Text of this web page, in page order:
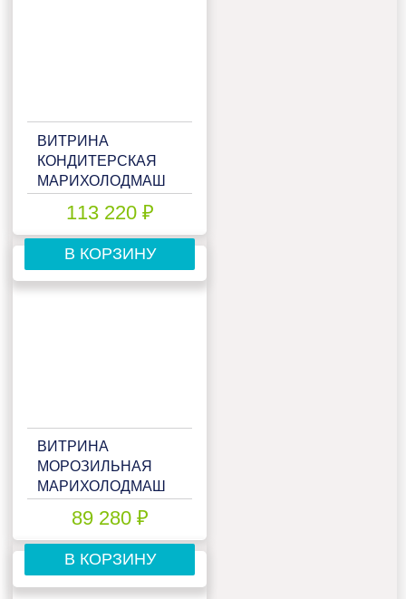
ВИТРИНА
КОНДИТЕРСКАЯ
МАРИХОЛОДМАШ
НЕОХЛАЖДАЕМАЯ
НЕРЖ.
113 220 ₽
В КОРЗИНУ
ВИТРИНА
МОРОЗИЛЬНАЯ
МАРИХОЛОДМАШ
89 280 ₽
В КОРЗИНУ